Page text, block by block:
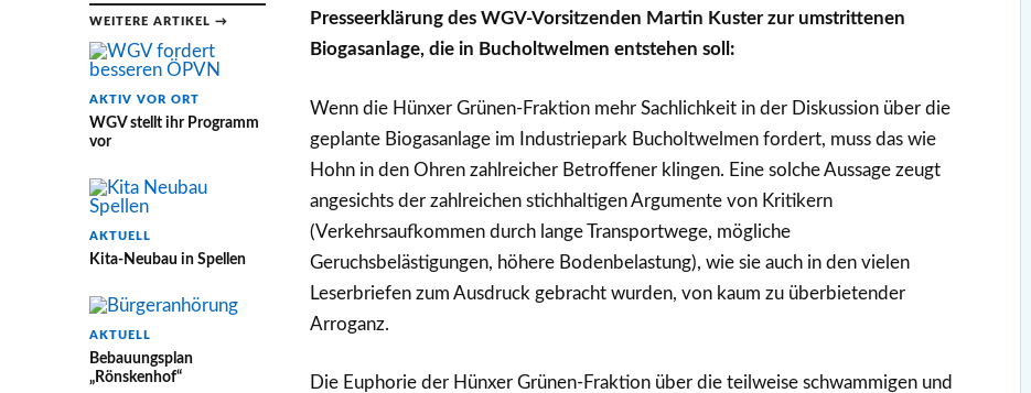
WEITERE ARTIKEL →
AKTIV VOR ORT
WGV stellt ihr Programm
vor
AKTUELL
Kita-Neubau in Spellen
AKTUELL
Bebauungsplan
„Rönskenhof“
Presseerklärung des WGV-Vorsitzenden Martin Kuster zur umstrittenen
Biogasanlage, die in Bucholtwelmen entstehen soll:
Wenn die Hünxer Grünen-Fraktion mehr Sachlichkeit in der Diskussion über die
geplante Biogasanlage im Industriepark Bucholtwelmen fordert, muss das wie
Hohn in den Ohren zahlreicher Betroffener klingen. Eine solche Aussage zeugt
angesichts der zahlreichen stichhaltigen Argumente von Kritikern
(Verkehrsaufkommen durch lange Transportwege, mögliche
Geruchsbelästigungen, höhere Bodenbelastung), wie sie auch in den vielen
Leserbriefen zum Ausdruck gebracht wurden, von kaum zu überbietender
Arroganz.
Die Euphorie der Hünxer Grünen-Fraktion über die teilweise schwammigen und